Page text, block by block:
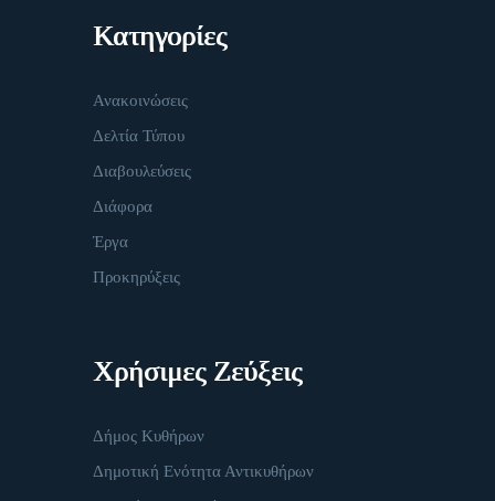
Κατηγορίες
Ανακοινώσεις
Δελτία Τύπου
Διαβουλεύσεις
Διάφορα
Έργα
Προκηρύξεις
Χρήσιμες Ζεύξεις
Δήμος Κυθήρων
Δημοτική Ενότητα Αντικυθήρων